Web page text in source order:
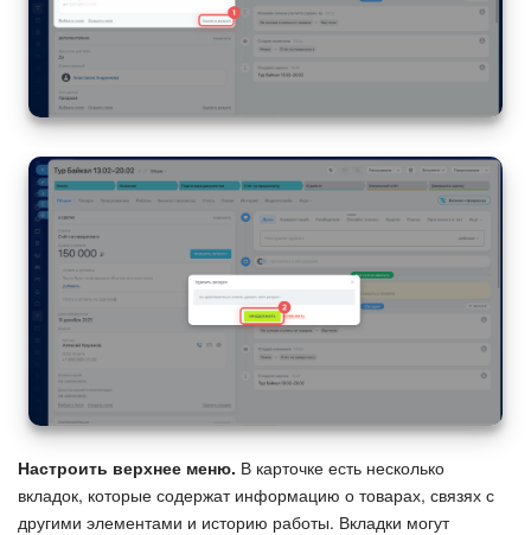
Настроить верхнее меню. В карточке есть несколько
вкладок, которые содержат информацию о товарах, связях с
другими элементами и историю работы. Вкладки могут